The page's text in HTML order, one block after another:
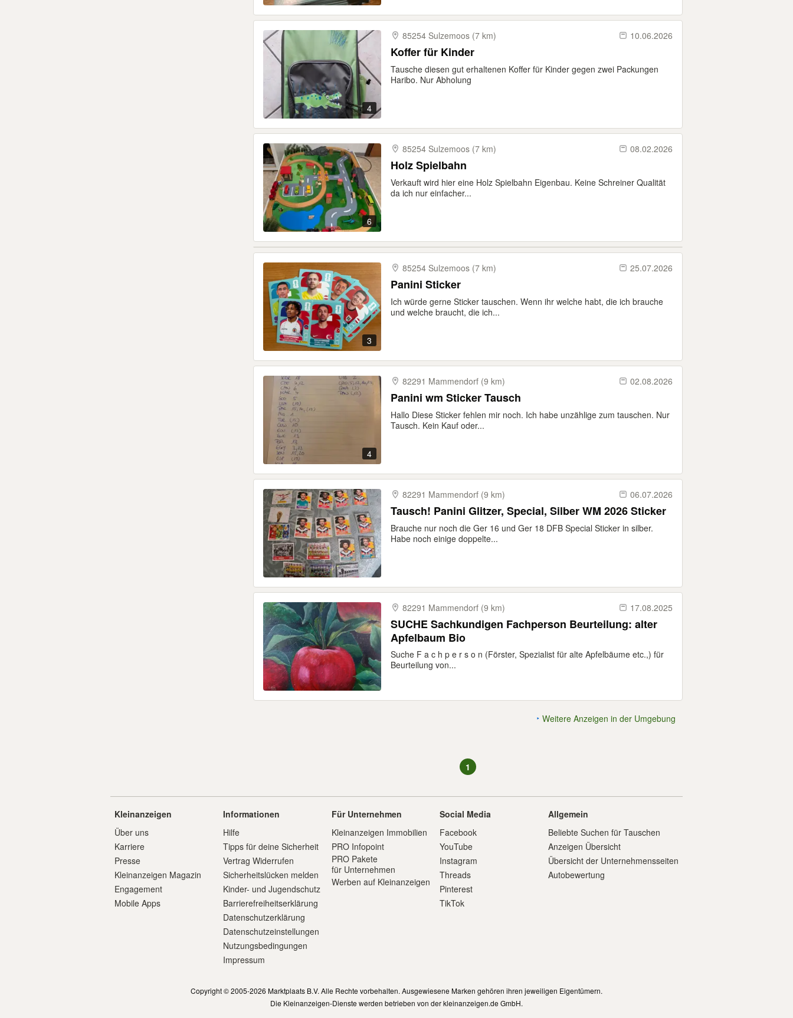
4
85254 Sulzemoos (7 km) 10.06.2026
Koffer für Kinder
Tausche diesen gut erhaltenen Koffer für Kinder gegen zwei Packungen
Haribo. Nur Abholung
6
85254 Sulzemoos (7 km) 08.02.2026
Holz Spielbahn
Verkauft wird hier eine Holz Spielbahn Eigenbau. Keine Schreiner Qualität
da ich nur einfacher...
3
85254 Sulzemoos (7 km) 25.07.2026
Panini Sticker
Ich würde gerne Sticker tauschen. Wenn ihr welche habt, die ich brauche
und welche braucht, die ich...
4
82291 Mammendorf (9 km) 02.08.2026
Panini wm Sticker Tausch
Hallo Diese Sticker fehlen mir noch. Ich habe unzählige zum tauschen. Nur
Tausch. Kein Kauf oder...
82291 Mammendorf (9 km) 06.07.2026
Tausch! Panini Glitzer, Special, Silber WM 2026 Sticker
Brauche nur noch die Ger 16 und Ger 18 DFB Special Sticker in silber.
Habe noch einige doppelte...
82291 Mammendorf (9 km) 17.08.2025
SUCHE Sachkundigen Fachperson Beurteilung: alter
Apfelbaum Bio
Suche F a c h p e r s o n (Förster, Spezialist für alte Apfelbäume etc.,) für
Beurteilung von...
Weitere Anzeigen in der Umgebung
1
Kleinanzeigen
Über uns
Karriere
Presse
Kleinanzeigen Magazin
Engagement
Mobile Apps
Informationen
Hilfe
Tipps für deine Sicherheit
Vertrag Widerrufen
Sicherheitslücken melden
Kinder- und Jugendschutz
Barrierefreiheitserklärung
Datenschutzerklärung
Datenschutzeinstellungen
Nutzungsbedingungen
Impressum
Für Unternehmen
Kleinanzeigen Immobilien
PRO Infopoint
PRO Pakete
für Unternehmen
Werben auf Kleinanzeigen
Social Media
Facebook
YouTube
Instagram
Threads
Pinterest
TikTok
Allgemein
Beliebte Suchen für Tauschen
Anzeigen Übersicht
Übersicht der Unternehmensseiten
Autobewertung
Copyright © 2005-2026 Marktplaats B.V. Alle Rechte vorbehalten. Ausgewiesene Marken gehören ihren jeweiligen Eigentümern.
Die Kleinanzeigen-Dienste werden betrieben von der kleinanzeigen.de GmbH.